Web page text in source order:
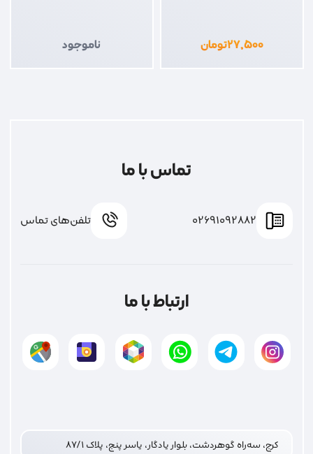
۲۷,۵۰۰تومان ناموجود
تماس با ما
02691092882 تلفن‌های تماس
ارتباط با ما
کرج، سه‌راه گوهردشت، بلوار یادگار، یاسر پنج، پلاک ۸۷/۱